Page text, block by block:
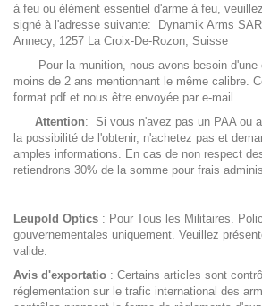
à feu ou élément essentiel d'arme à feu,
signé à l'adresse suivante: Dynamik Arms
Annecy, 1257 La Croix-De-Rozon, Suisse
Pour la munition, nous avons besoin d'une
moins de 2 ans mentionnant le même calibre.
format pdf et nous être envoyée par e-mail.
Attention: Si vous n'avez pas un PAA ou
la possibilité de l'obtenir, n'achetez pas et
amples informations. En cas de non respect
retiendrons 30% de la somme pour frais
Leupold Optics : Pour Tous les Militaires.
gouvernementales uniquement. Veuillez
valide.
Avis d'exportatio : Certains articles sont
réglementation sur le trafic international des